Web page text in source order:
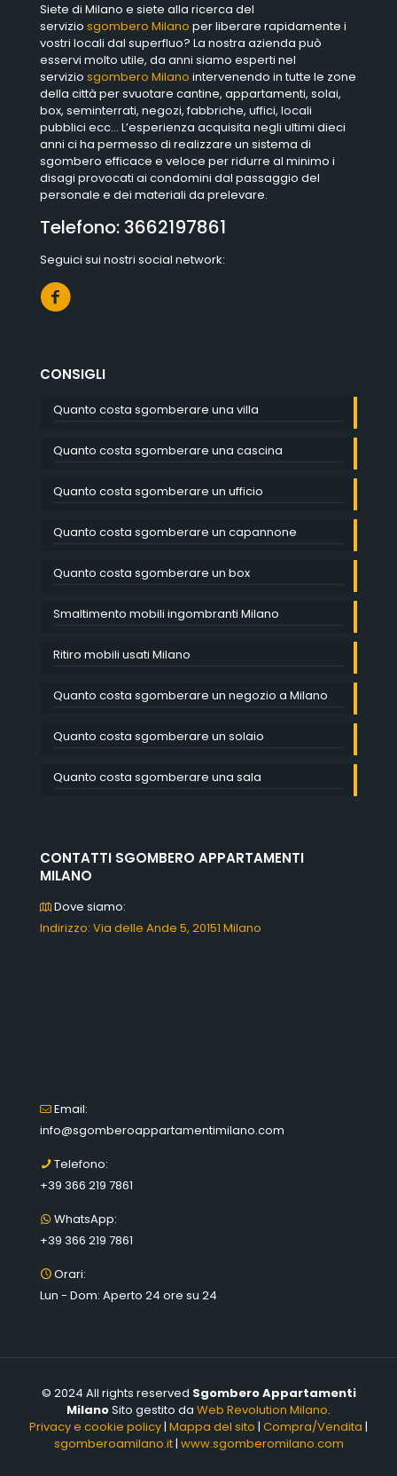
Siete di Milano e siete alla ricerca del
servizio sgombero Milano per liberare rapidamente i
vostri locali dal superfluo? La nostra azienda può
esservi molto utile, da anni siamo esperti nel
servizio sgombero Milano intervenendo in tutte le zone
della città per svuotare cantine, appartamenti, solai,
box, seminterrati, negozi, fabbriche, uffici, locali
pubblici ecc… L’esperienza acquisita negli ultimi dieci
anni ci ha permesso di realizzare un sistema di
sgombero efficace e veloce per ridurre al minimo i
disagi provocati ai condomini dal passaggio del
personale e dei materiali da prelevare.
Telefono: 3662197861
Seguici sui nostri social network:
CONSIGLI
Quanto costa sgomberare una villa
Quanto costa sgomberare una cascina
Quanto costa sgomberare un ufficio
Quanto costa sgomberare un capannone
Quanto costa sgomberare un box
Smaltimento mobili ingombranti Milano
Ritiro mobili usati Milano
Quanto costa sgomberare un negozio a Milano
Quanto costa sgomberare un solaio
Quanto costa sgomberare una sala
CONTATTI SGOMBERO APPARTAMENTI
MILANO
Dove siamo:
Indirizzo: Via delle Ande 5, 20151 Milano
Email:
info@sgomberoappartamentimilano.com
Telefono:
+39 366 219 7861
WhatsApp:
+39 366 219 7861
Orari:
Lun - Dom: Aperto 24 ore su 24
© 2024 All rights reserved Sgombero Appartamenti
MilanoSito gestito da Web Revolution Milano.
Privacy e cookie policy | Mappa del sito | Compra/Vendita |
sgomberoamilano.it| www.sgomberomilano.com